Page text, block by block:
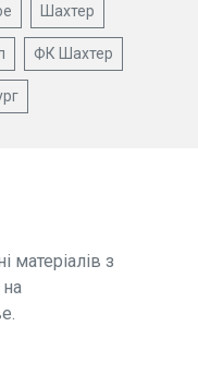
Шахтер
ФК Шахтер
матеріалів з